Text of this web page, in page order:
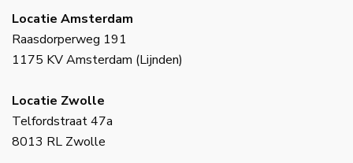
Locatie Amsterdam
Raasdorperweg 191
1175 KV Amsterdam (Lijnden)
Locatie Zwolle
Telfordstraat 47a
8013 RL Zwolle